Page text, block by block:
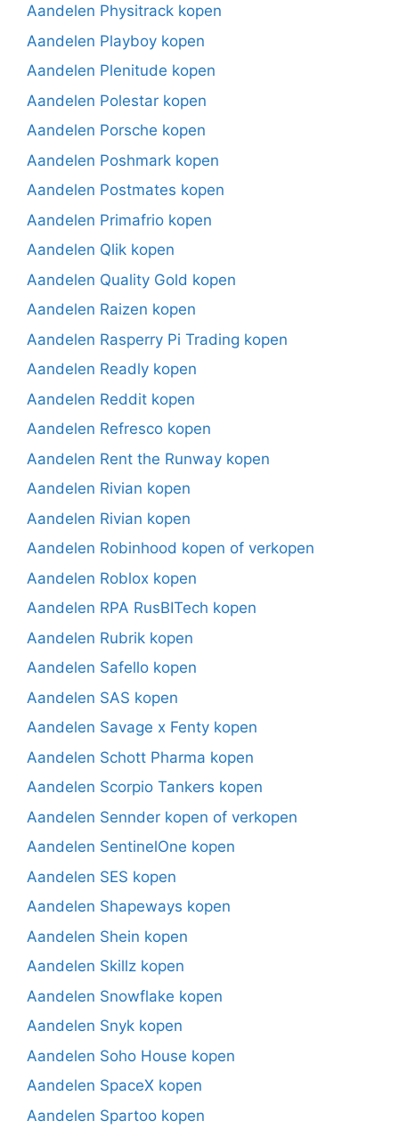
Aandelen Physitrack kopen
Aandelen Playboy kopen
Aandelen Plenitude kopen
Aandelen Polestar kopen
Aandelen Porsche kopen
Aandelen Poshmark kopen
Aandelen Postmates kopen
Aandelen Primafrio kopen
Aandelen Qlik kopen
Aandelen Quality Gold kopen
Aandelen Raizen kopen
Aandelen Rasperry Pi Trading kopen
Aandelen Readly kopen
Aandelen Reddit kopen
Aandelen Refresco kopen
Aandelen Rent the Runway kopen
Aandelen Rivian kopen
Aandelen Rivian kopen
Aandelen Robinhood kopen of verkopen
Aandelen Roblox kopen
Aandelen RPA RusBITech kopen
Aandelen Rubrik kopen
Aandelen Safello kopen
Aandelen SAS kopen
Aandelen Savage x Fenty kopen
Aandelen Schott Pharma kopen
Aandelen Scorpio Tankers kopen
Aandelen Sennder kopen of verkopen
Aandelen SentinelOne kopen
Aandelen SES kopen
Aandelen Shapeways kopen
Aandelen Shein kopen
Aandelen Skillz kopen
Aandelen Snowflake kopen
Aandelen Snyk kopen
Aandelen Soho House kopen
Aandelen SpaceX kopen
Aandelen Spartoo kopen